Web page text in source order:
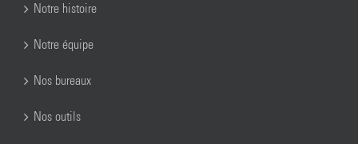
Notre histoire
Notre équipe
Nos bureaux
Nos outils